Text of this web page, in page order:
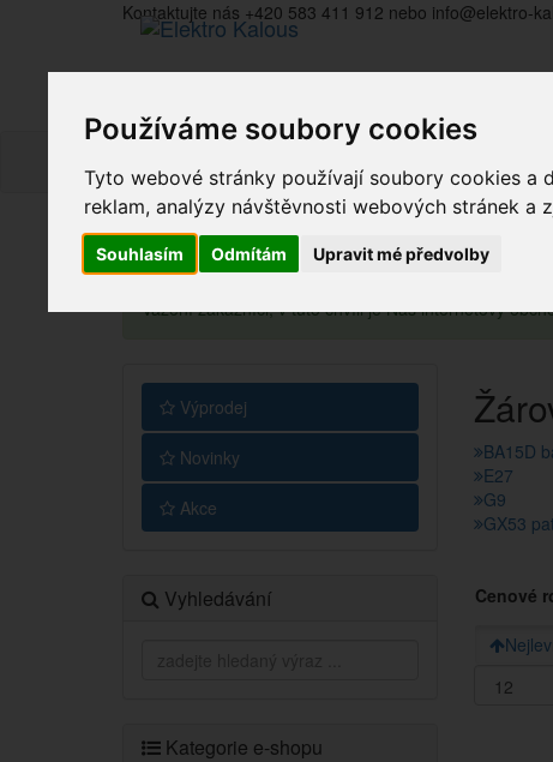
Používáme soubory cookies
Tyto webové stránky používají soubory cookies a
reklam, analýzy návštěvnosti webových stránek a
Souhlasím Odmítám Upravit mé předvolby
Kontaktujte nás +420 583 411 912 nebo info@elektro-
Vážení zákazníci, v tuto chvíli je Náš internetový
Výprodej
Novinky
Akce
Vyhledávání
Kategorie e-shopu
BA15D
E27
G9
GX53
Cenové